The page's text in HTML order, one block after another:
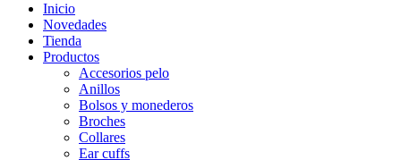
Inicio
Novedades
Tienda
Productos
Accesorios pelo
Anillos
Bolsos y monederos
Broches
Collares
Ear cuffs